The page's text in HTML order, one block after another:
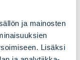
ja mainosten
Lisäksi
tätä kykyä
muihin